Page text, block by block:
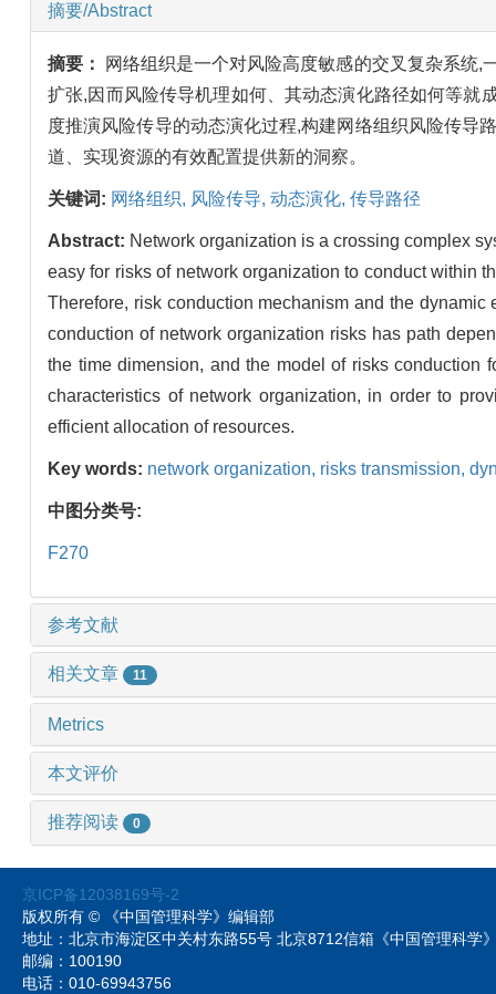
摘要/Abstract
摘要：
网络组织是一个对风险高度敏感的交叉复杂系统,
扩张,因而风险传导机理如何、其动态演化路径如何等就
度推演风险传导的动态演化过程,构建网络组织风险传导
道、实现资源的有效配置提供新的洞察。
关键词: 网络组织, 风险传导, 动态演化, 传导路径
Abstract: Network organization is a crossing complex
easy for risks of network organization to conduct within
Therefore, risk conduction mechanism and the
conduction of network organization risks has path
the time dimension, and the model of risks conduction
characteristics of network organization, in order to
efficient allocation of resources.
Key words: network organization, risks transmission,
中图分类号:
F270
参考文献
相关文章 11
Metrics
本文评价
推荐阅读 0
京ICP备12038169号-2
版权所有 © 《中国管理科学》编辑部
地址：北京市海淀区中关村东路55号 北京8712信箱《中国管理科
邮编：100190
电话：010-69943756